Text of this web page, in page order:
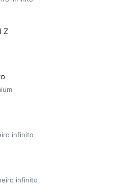
Z
infinito
infinito